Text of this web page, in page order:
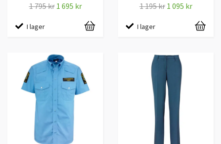
1 795 kr 1 695 kr
I lager
1 195 kr 1 095 kr
I lager